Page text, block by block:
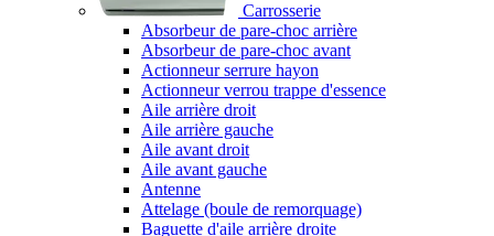
Carrosserie
Absorbeur de pare-choc arrière
Absorbeur de pare-choc avant
Actionneur serrure hayon
Actionneur verrou trappe d'essence
Aile arrière droit
Aile arrière gauche
Aile avant droit
Aile avant gauche
Antenne
Attelage (boule de remorquage)
Baguette d'aile arrière droite